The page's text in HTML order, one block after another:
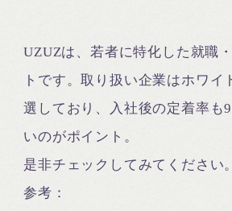
UZUZは、若者に特化した就職
トです。取り扱い企業はホワイ
選しており、入社後の定着率も
いのがポイント。
是非チェックしてみてください。
参考：